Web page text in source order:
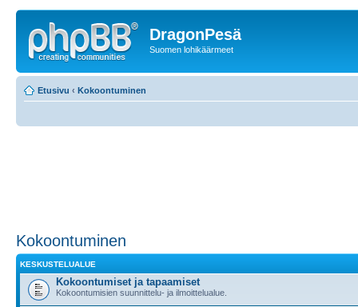
DragonPesä
Suomen lohikäärmeet
Etusivu ‹ Kokoontuminen
Kokoontuminen
KESKUSTELUALUE
Kokoontumiset ja tapaamiset
Kokoontumisien suunnittelu- ja ilmoittelualue.